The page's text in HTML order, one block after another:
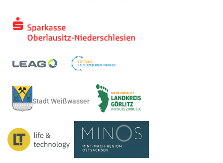
Stadt Weißwasser